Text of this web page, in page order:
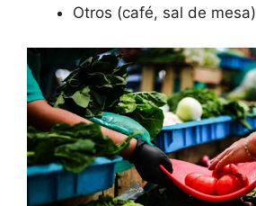
Otros (café, sal de mesa)